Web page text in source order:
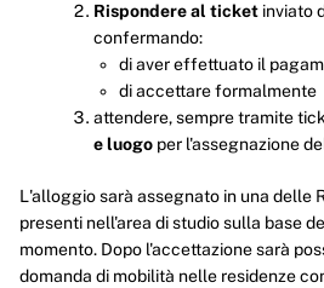
Rispondere al ticket inviato
confermando:
di aver effettuato il
di accettare formalmente
attendere, sempre tramite
e luogo per l'assegnazione
L'alloggio sarà assegnato in una delle
presenti nell'area di studio sulla base
momento. Dopo l'accettazione sarà
domanda di mobilità nelle residenze